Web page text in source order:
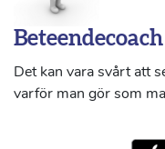
Beteendecoach
Det kan vara svårt att
varför man gör som